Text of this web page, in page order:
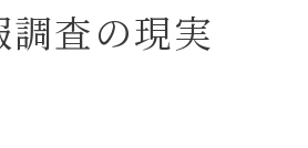
心と信頼
む東京都の個人情報保護
査の現実